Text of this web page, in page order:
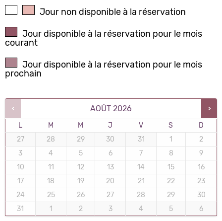
Jour non disponible à la réservation
Jour disponible à la réservation pour le mois
courant
Jour disponible à la réservation pour le mois
prochain
AOÛT 2026
L M M J V S
D
27
28 29 30 31 1
2
3
4 5 6 7 8
9
10
11 12 13 14 15
16
17
18 19 20 21 22
23
24
25 26 27 28 29
30
31
1 2 3 4 5 6